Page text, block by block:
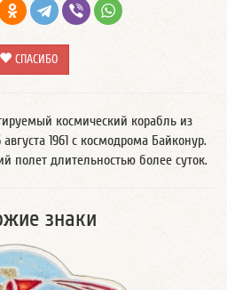
СПАСИБО
космический корабль из
1961 с космодрома Байконур.
полет длительностью более суток.
знаки